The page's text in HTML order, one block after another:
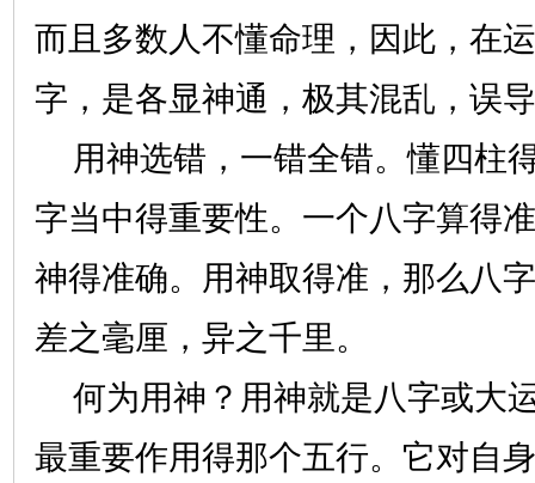
而且多数人不懂命理，因此，在
字，是各显神通，极其混乱，误
用神选错，一错全错。懂四柱
字当中得重要性。一个八字算得
神得准确。用神取得准，那么八
差之毫厘，异之千里。
何为用神？用神就是八字或大
最重要作用得那个五行。它对自